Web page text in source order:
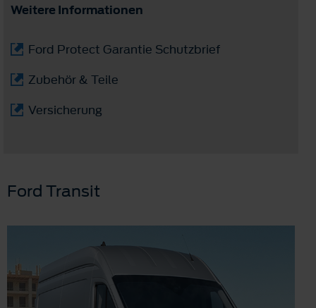
Weitere Informationen
Ford Protect Garantie Schutzbrief
Zubehör & Teile
Versicherung
Ford Transit